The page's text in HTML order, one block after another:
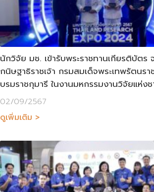
นักวิจัย มช. เข้ารับพระราชทานเกียรติบัตร
กนิษฐาธิราชเจ้า กรมสมเด็จพระเทพรัตนร
บรมราชกุมารี ในงานมหกรรมงานวิจัยแห่ง
02/09/2567
ดูเพิ่มเติม >